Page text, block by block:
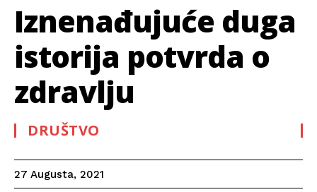
Iznenađujuće duga
istorija potvrda o
zdravlju
DRUŠTVO
27 Augusta, 2021